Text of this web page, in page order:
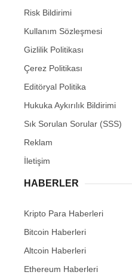
Risk Bildirimi
Kullanım Sözleşmesi
Gizlilik Politikası
Çerez Politikası
Editöryal Politika
Hukuka Aykırılık Bildirimi
Sık Sorulan Sorular (SSS)
Reklam
İletişim
HABERLER
Kripto Para Haberleri
Bitcoin Haberleri
Altcoin Haberleri
Ethereum Haberleri